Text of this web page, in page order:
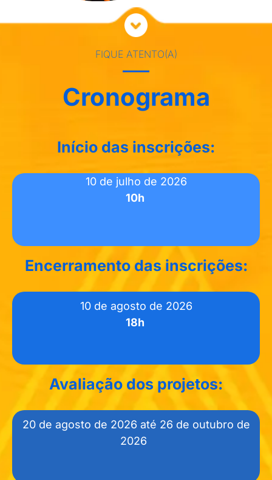
FIQUE ATENTO(A)
Cronograma
Início das inscrições:
10 de julho de 2026
10h
Encerramento das inscrições:
10 de agosto de 2026
18h
Avaliação dos projetos:
20 de agosto de 2026 até 26 de outubro de
2026